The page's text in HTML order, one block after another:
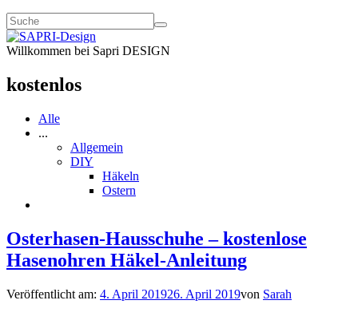
Willkommen bei Sapri DESIGN
kostenlos
Alle
...
Allgemein
DIY
Häkeln
Ostern
Osterhasen-Hausschuhe – kostenlose
Hasenohren Häkel-Anleitung
Veröffentlicht am: 4. April 201926. April 2019von Sarah